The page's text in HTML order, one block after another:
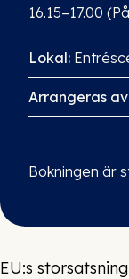
16.15–17.00
Lokal:
Arrangeras
Bokningen är
EU:s